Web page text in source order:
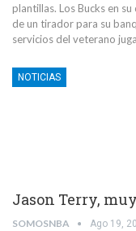
plantillas. Los Bucks en
de un tirador para su
servicios del veterano
NOTICIAS
Jason Terry,
SOMOSNBA Ago 19,